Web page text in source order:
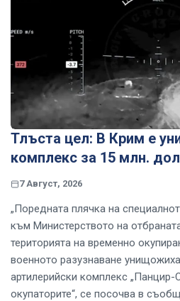
Тлъста цел: В Крим е
комплекс за 15 млн.
7 Август, 2026
„Поредната плячка на
към Министерството на
територията на временно
военното разузнаване
артилерийски комплекс „Панцир-
окупаторите“, се посочва в